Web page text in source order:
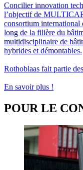
Concilier innovation
l’objectif de
consortium international
long de la filière du
multidisciplinaire de
hybrides et démontables.
Rothoblaas fait partie
En savoir plus !
POUR LE